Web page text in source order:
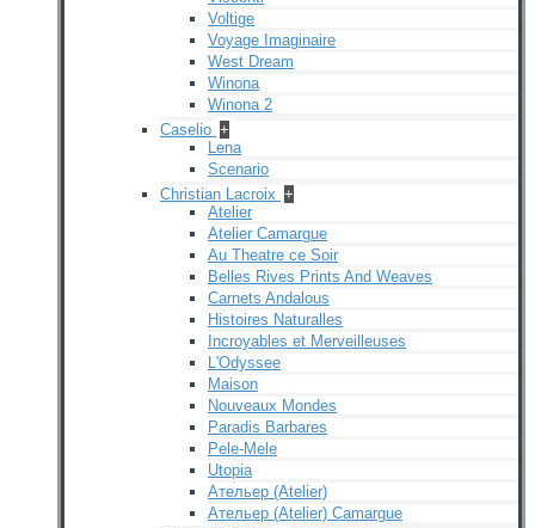
Voltige
Voyage Imaginaire
West Dream
Winona
Winona 2
Caselio +
Lena
Scenario
Christian Lacroix +
Atelier
Atelier Camargue
Au Theatre ce Soir
Belles Rives Prints And Weaves
Carnets Andalous
Histoires Naturalles
Incroyables et Merveilleuses
L'Odyssee
Maison
Nouveaux Mondes
Paradis Barbares
Pele-Mele
Utopia
Ательер (Atelier)
Ательер (Atelier) Camargue